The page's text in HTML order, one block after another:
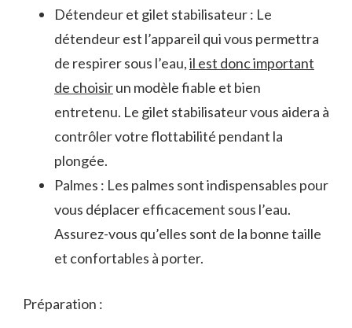
Détendeur et ⁢gilet stabilisateur⁣ : Le
détendeur est l’appareil qui vous permettra
de respirer sous l’eau,il est donc important
de choisirun modèle fiable et ‌bien
entretenu. Le gilet stabilisateur vous aidera à
contrôler votre flottabilité pendant la
plongée.
Palmes : Les ⁤palmes sont indispensables pour
vous déplacer efficacement sous l’eau.
Assurez-vous qu’elles sont⁣ de la bonne taille
et confortables à porter.
Préparation :